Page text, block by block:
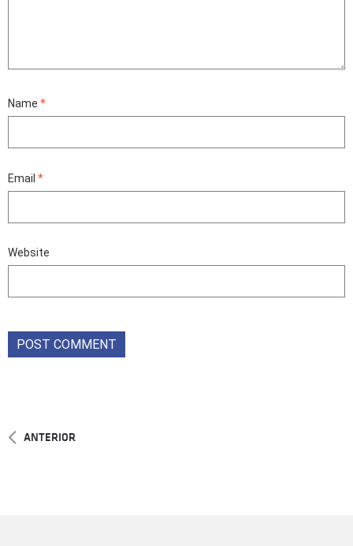
Name *
Email *
Website
ANTERIOR